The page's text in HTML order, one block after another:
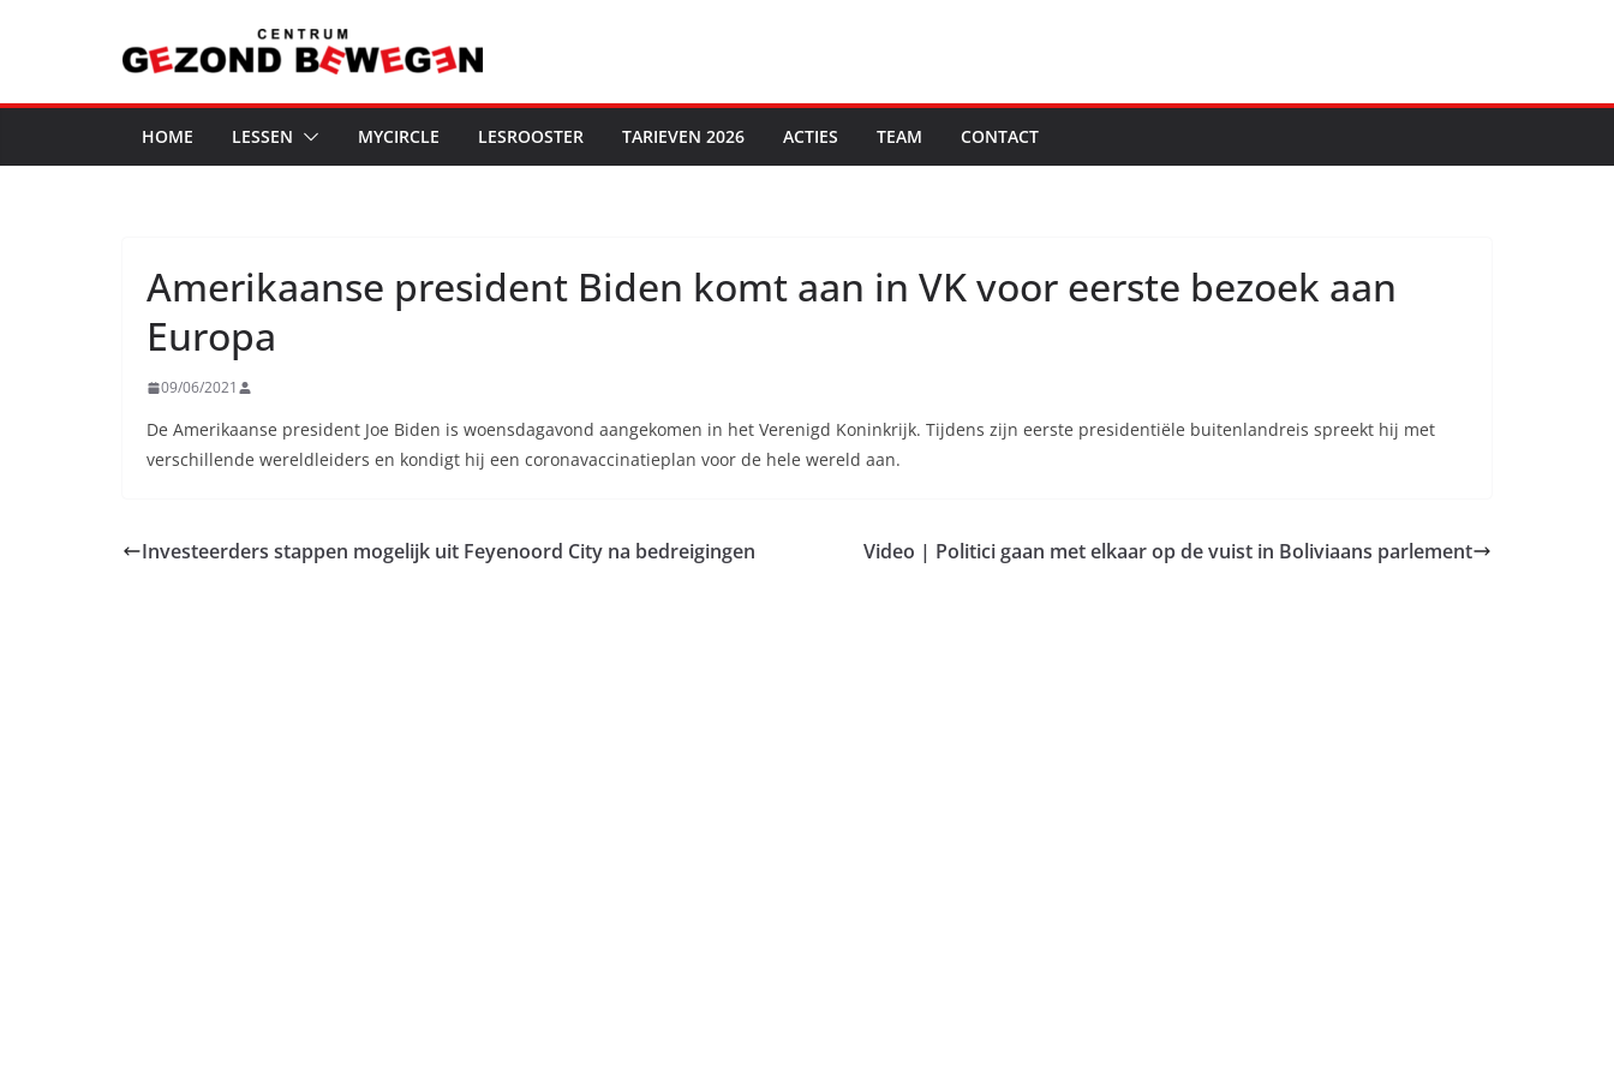
inhoud
HOME LESSEN MYCIRCLE LESROOSTER TARIEVEN 2026 ACTIES TEAM CONTACT
Amerikaanse president Biden komt aan in VK voor eerste bezoek aan
Europa
09/06/2021
De Amerikaanse president Joe Biden is woensdagavond aangekomen in het Verenigd Koninkrijk. Tijdens zijn eerste presidentiële buitenlandreis spreekt hij met
verschillende wereldleiders en kondigt hij een coronavaccinatieplan voor de hele wereld aan.
Investeerders stappen mogelijk uit Feyenoord City na bedreigingen Video | Politici gaan met elkaar op de vuist in Boliviaans parlement